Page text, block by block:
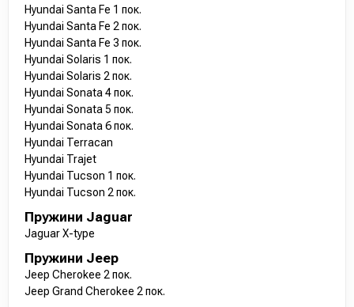
Hyundai Santa Fe 1 пок.
Hyundai Santa Fe 2 пок.
Hyundai Santa Fe 3 пок.
Hyundai Solaris 1 пок.
Hyundai Solaris 2 пок.
Hyundai Sonata 4 пок.
Hyundai Sonata 5 пок.
Hyundai Sonata 6 пок.
Hyundai Terracan
Hyundai Trajet
Hyundai Tucson 1 пок.
Hyundai Tucson 2 пок.
Пружини Jaguar
Jaguar X-type
Пружини Jeep
Jeep Cherokee 2 пок.
Jeep Grand Cherokee 2 пок.